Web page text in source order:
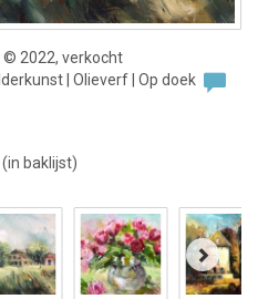
© 2022, verkocht
| Olieverf | Op doek
(in baklijst)